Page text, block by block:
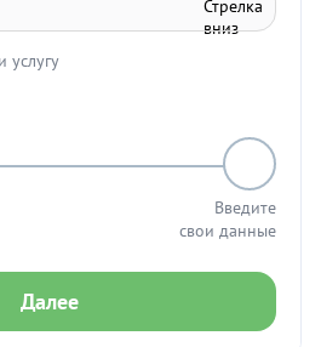
услугу
Введите
свои данные
Далее